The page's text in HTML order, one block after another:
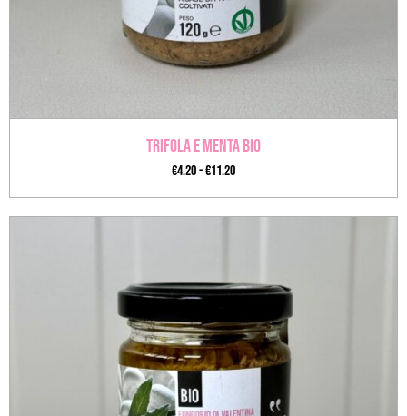
Trifola e Menta BIO
€4.20-€11.20